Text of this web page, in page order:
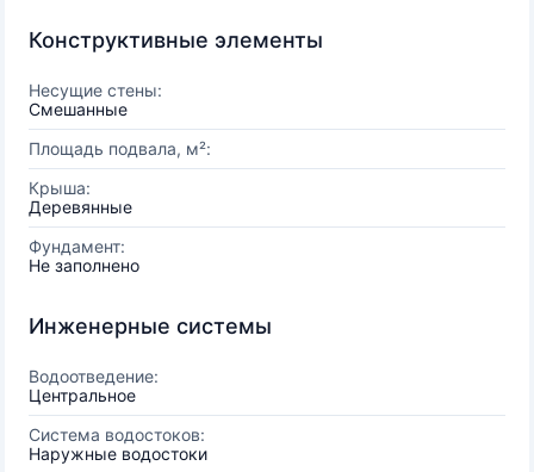
Конструктивные элементы
Несущие стены:
Смешанные
Площадь подвала, м²:
Крыша:
Деревянные
Фундамент:
Не заполнено
Инженерные системы
Водоотведение:
Центральное
Система водостоков:
Наружные водостоки